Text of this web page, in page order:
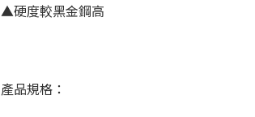
▲硬度較黑金鋼高
產品規格：